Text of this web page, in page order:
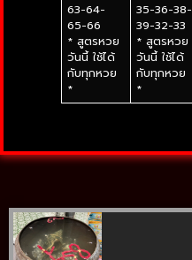
63-64-
65-66
* สูตรหวย
วันนี้ ใช้ได้
กับทุกหวย
*
35-36-38-
39-32-33
* สูตรหวย
วันนี้ ใช้ได้
กับทุกหวย
*